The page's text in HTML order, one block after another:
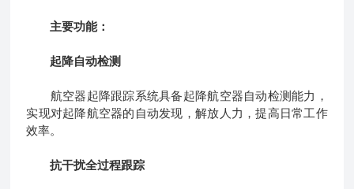
主要功能：
起降自动检测
航空器起降跟踪系统具备起降航空器自动检测能力，
实现对起降航空器的自动发现，解放人力，提高日常工作
效率。
抗干扰全过程跟踪